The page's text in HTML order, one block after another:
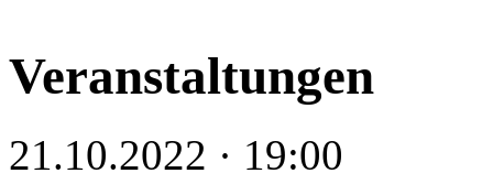
Veranstaltungen
21.10.2022 · 19:00